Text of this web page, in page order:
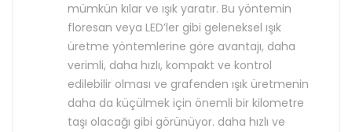
mümkün kılar ve ışık yaratır. Bu yöntemin
floresan veya LED’ler gibi geleneksel ışık
üretme yöntemlerine göre avantajı, daha
verimli, daha hızlı, kompakt ve kontrol
edilebilir olması ve grafenden ışık üretmenin
daha da küçülmek için önemli bir kilometre
taşı olacağı gibi görünüyor. daha hızlı ve